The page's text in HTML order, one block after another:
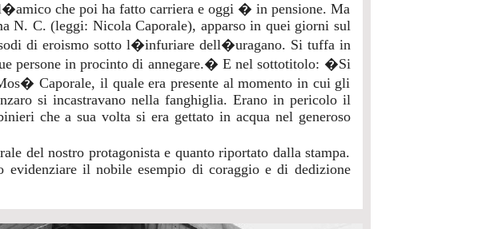
che poi ha fatto carriera e oggi � in pensione. Ma
N. C. (leggi: Nicola Caporale), apparso in quei giorni sul
di eroismo sotto l�infuriare dell�uragano. Si tuffa in
persone in procinto di annegare.� E nel sottotitolo: �Si
Caporale, il quale era presente al momento in cui gli
si incastravano nella fanghiglia. Erano in pericolo il
che a sua volta si era gettato in acqua nel generoso
del nostro protagonista e quanto riportato dalla stampa.
evidenziare il nobile esempio di coraggio e di dedizione